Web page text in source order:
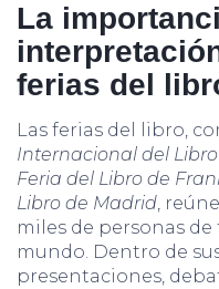
La
ferias del
Las ferias del libro,
Internacional del
Feria del Libro de
Libro de Madrid,
miles de personas de
mundo. Dentro de
presentaciones,